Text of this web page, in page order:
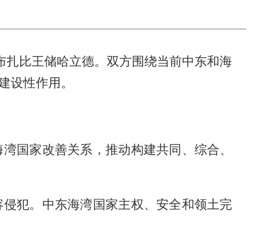
比王储哈立德。双方围绕当前中东和海
设性作用。
国家改善关系，推动构建共同、综合、
犯。中东海湾国家主权、安全和领土完